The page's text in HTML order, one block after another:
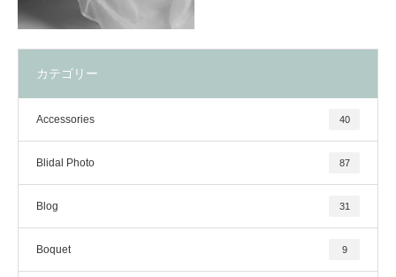
カテゴリー
Accessories 40
Blidal Photo 87
Blog 31
Boquet 9